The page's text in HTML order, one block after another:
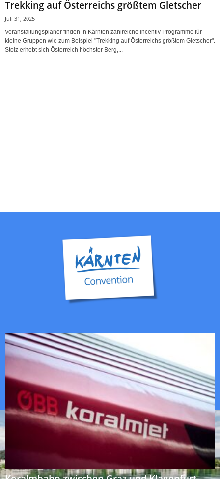
Trekking auf Österreichs größtem Gletscher
Juli 31, 2025
Veranstaltungsplaner finden in Kärnten zahlreiche Incentiv Programme für
kleine Gruppen wie zum Beispiel "Trekking auf Österreichs größtem Gletscher".
Stolz erhebt sich Österreich höchster Berg,...